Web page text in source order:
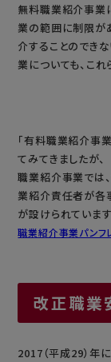
無料職業紹介事業
業の範囲に制限が
介することのでき
業についても、こ
「有料職業紹介事
てみてきましたが、
職業紹介事業では
業紹介責任者が各
が設けられていま
職業紹介事業パンフ
改正職業
2017（平成29）